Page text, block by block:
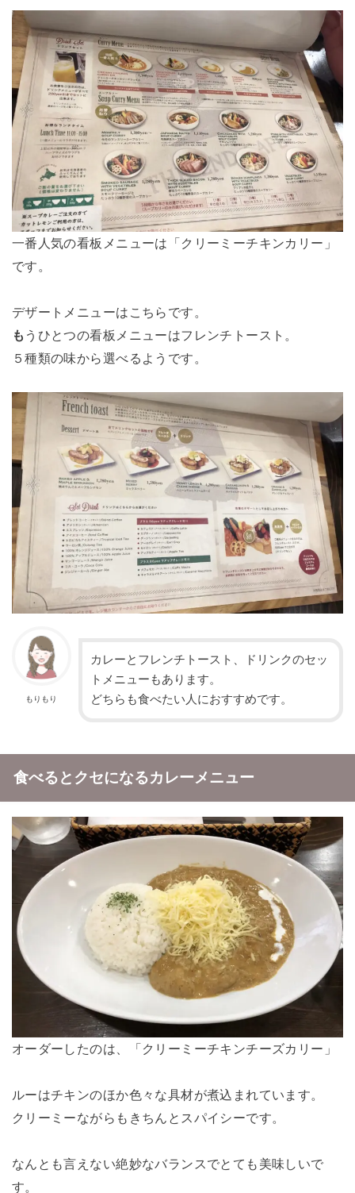
一番人気の看板メニューは「クリーミーチキンカリー」
です。
デザートメニューはこちらです。
も うひとつの看板メニューはフレンチトースト。
５種類の味から選べるようです。
もりもり
カレーとフレンチトースト、ドリンクのセッ
トメニューもあります。
どちらも食べたい人におすすめです。
食べるとクセになるカレーメニュー
オーダーしたのは、「クリーミーチキンチーズカリー」
ルーはチキンのほか色々な具材が煮込まれています。
クリーミーながらもきちんとスパイシーです。
なんとも言えない絶妙なバランスでとても美味しいで
す。